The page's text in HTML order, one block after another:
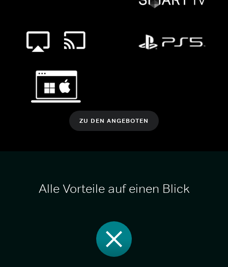
ZU DEN ANGEBOTEN
Alle Vorteile auf einen Blick